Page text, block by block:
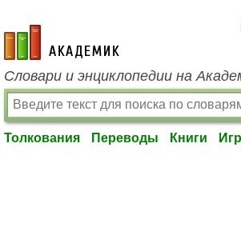
academic.ru
Словари и энциклопедии на
Толкования Переводы Книги